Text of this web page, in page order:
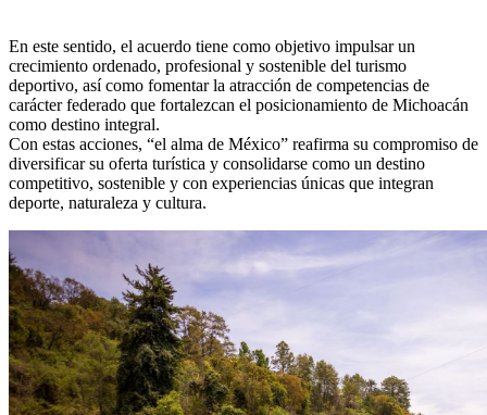
En este sentido, el acuerdo tiene como objetivo impulsar un
crecimiento ordenado, profesional y sostenible del turismo
deportivo, así como fomentar la atracción de competencias de
carácter federado que fortalezcan el posicionamiento de Michoacán
como destino integral.
Con estas acciones, “el alma de México” reafirma su compromiso de
diversificar su oferta turística y consolidarse como un destino
competitivo, sostenible y con experiencias únicas que integran
deporte, naturaleza y cultura.